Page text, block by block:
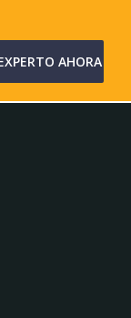
AHORA